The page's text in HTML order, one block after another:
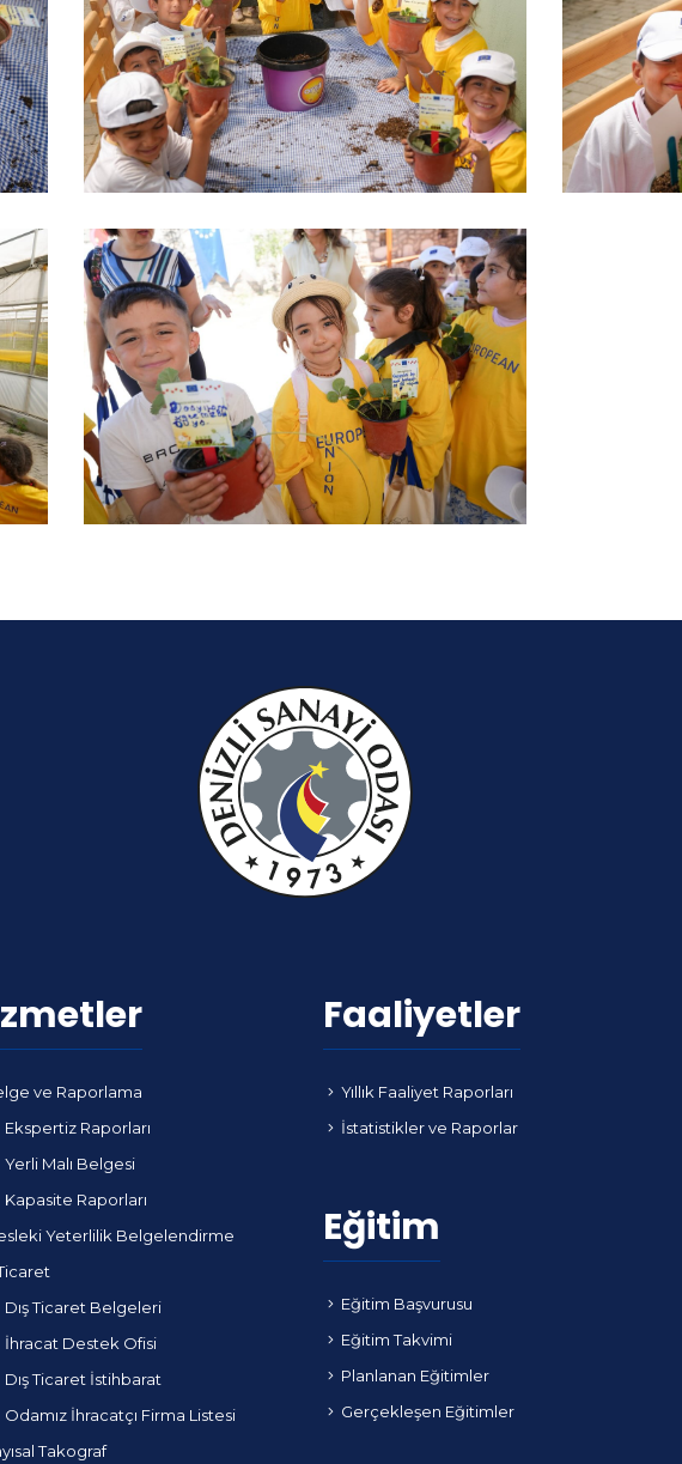
ve Raporlama
Ekspertiz Raporları
Yerli Malı Belgesi
Kapasite Raporları
Yeterlilik Belgelendirme
Dış Ticaret Belgeleri
İhracat Destek Ofisi
Dış Ticaret İstihbarat
Odamız İhracatçı Firma Listesi
Takograf
Faaliyetler
Yıllık Faaliyet Raporları
İstatistikler ve Raporlar
Eğitim
Eğitim Başvurusu
Eğitim Takvimi
Planlanan Eğitimler
Gerçekleşen Eğitimler